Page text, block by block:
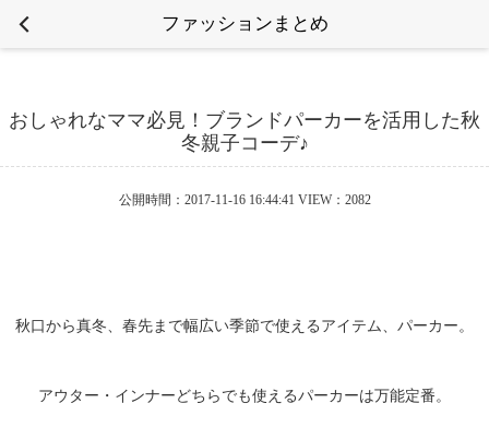
ファッションまとめ
おしゃれなママ必見！ブランドパーカーを活用した秋
冬親子コーデ♪
公開時間：2017-11-16 16:44:41 VIEW：2082
秋口から真冬、春先まで幅広い季節で使えるアイテム、パーカー。
アウター・インナーどちらでも使えるパーカーは万能定番。